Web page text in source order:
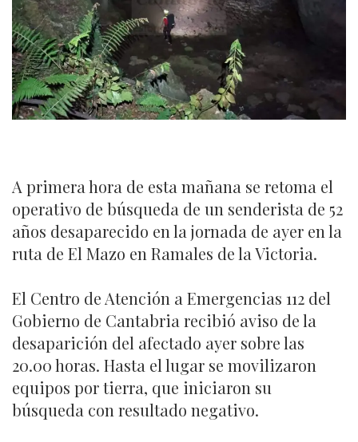
A primera hora de esta mañana se retoma el
operativo de búsqueda de un senderista de 52
años desaparecido en la jornada de ayer en la
ruta de El Mazo en Ramales de la Victoria.
El Centro de Atención a Emergencias 112 del
Gobierno de Cantabria recibió aviso de la
desaparición del afectado ayer sobre las
20.00 horas. Hasta el lugar se movilizaron
equipos por tierra, que iniciaron su
búsqueda con resultado negativo.